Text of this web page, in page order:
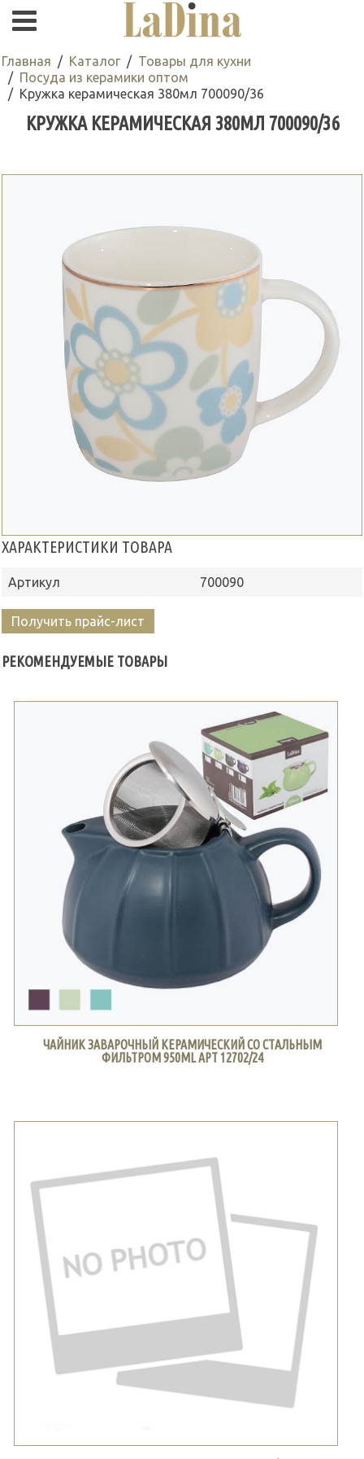
Главная Каталог
Товары для кухни
Посуда из керамики оптом
Кружка керамическая 380мл 700090/36
КРУЖКА КЕРАМИЧЕСКАЯ 380МЛ 700090/36
ХАРАКТЕРИСТИКИ ТОВАРА
Артикул 700090
Получить прайс-лист
РЕКОМЕНДУЕМЫЕ ТОВАРЫ
ЧАЙНИК ЗАВАРОЧНЫЙ КЕРАМИЧЕСКИЙ СО СТАЛЬНЫМ
ФИЛЬТРОМ 950ML АРТ 12702/24